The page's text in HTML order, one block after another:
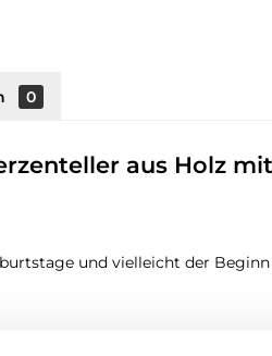
0
aus Holz
und vielleicht der
personalisiert